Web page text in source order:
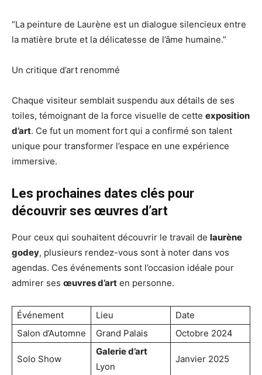
“La peinture de Laurène est un dialogue silencieux entre
la matière brute et la délicatesse de l’âme humaine.”
Un critique d’art renommé
Chaque visiteur semblait suspendu aux détails de ses
toiles, témoignant de la force visuelle de cette exposition
d’art. Ce fut un moment fort qui a confirmé son talent
unique pour transformer l’espace en une expérience
immersive.
Les prochaines dates clés pour
découvrir ses œuvres d’art
Pour ceux qui souhaitent découvrir le travail de laurène
godey, plusieurs rendez-vous sont à noter dans vos
agendas. Ces événements sont l’occasion idéale pour
admirer ses œuvres d’art en personne.
Événement Lieu
Date
Salon d’Automne
Grand Palais Octobre 2024
Solo Show
Galerie d’art
Lyon
Janvier 2025